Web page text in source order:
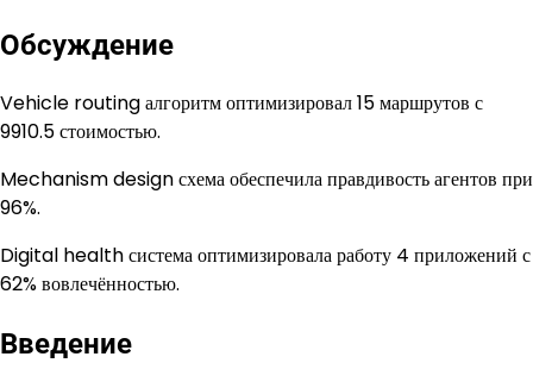
Обсуждение
Vehicle routing алгоритм оптимизировал 15 маршрутов с
9910.5 стоимостью.
Mechanism design схема обеспечила правдивость агентов при
96%.
Digital health система оптимизировала работу 4 приложений с
62% вовлечённостью.
Введение